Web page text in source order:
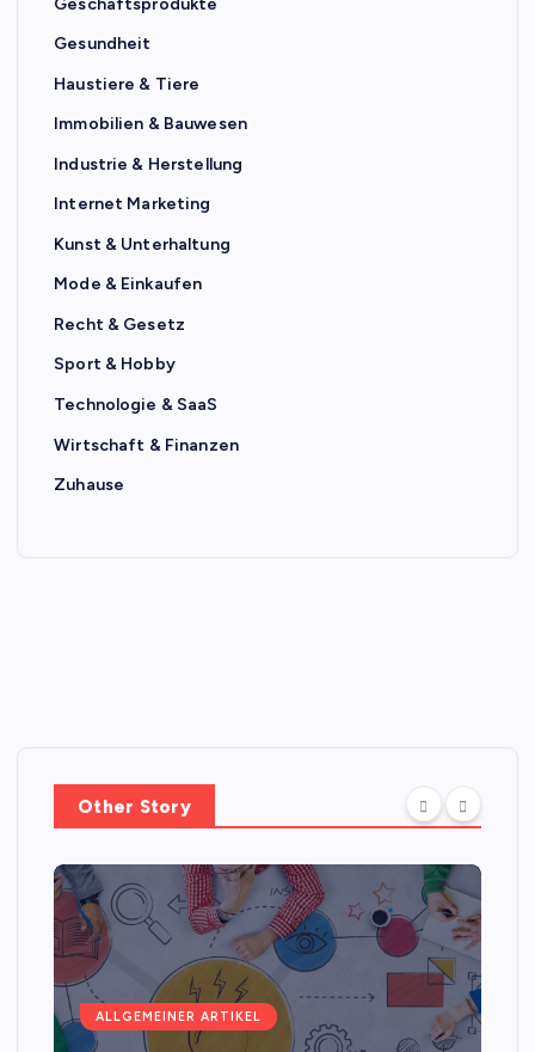
Gesundheit
Haustiere & Tiere
Immobilien & Bauwesen
Industrie & Herstellung
Internet Marketing
Kunst & Unterhaltung
Mode & Einkaufen
Recht & Gesetz
Sport & Hobby
Technologie & SaaS
Wirtschaft & Finanzen
Zuhause
Other Story
ALLGEMEINER ARTIKEL